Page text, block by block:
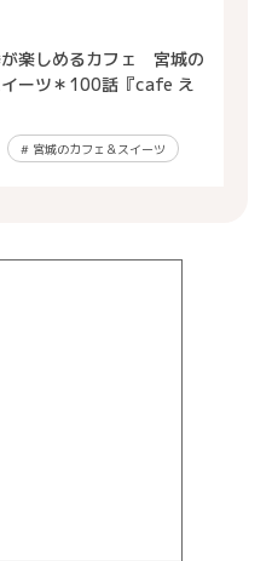
楽しめるカフェ 宮城の
ーツ＊100話『cafe え
#宮城のカフェ＆スイーツ